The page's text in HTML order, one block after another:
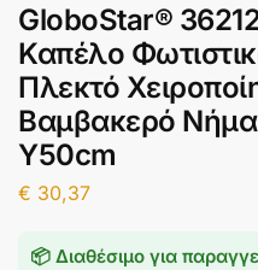
GloboStar®
Καπέλο
Πλεκτό
Βαμβακερό
Υ50cm
€ 30,37
📦 Διαθέσιμο για